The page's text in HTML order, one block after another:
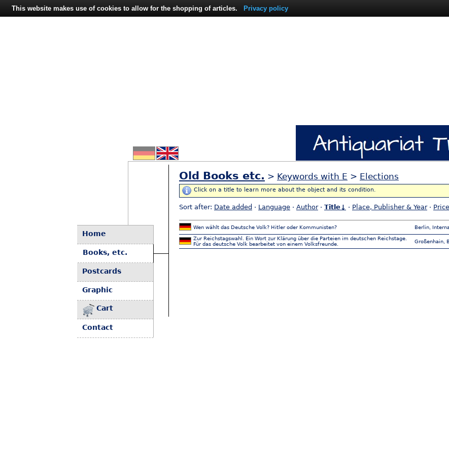
Home
Books, etc.
Postcards
Graphic
Cart
Contact
Old Books etc. > Keywords with E > Elections
Click on a title to learn more about the object and its condition.
Sort after: Date added · Language · Author· Title↓ · Place, Publisher & Year· Price
Wen wählt das Deutsche Volk? Hitler oder Kommunisten? Berlin,
Zur Reichstagswahl. Ein Wort zur Klärung über die Parteien im deutschen Reichstage.
Für das deutsche Volk bearbeitet von einem Volksfreunde.
Großenhain,
This website makes use of cookies to allow for the shopping of articles. Privacy policy